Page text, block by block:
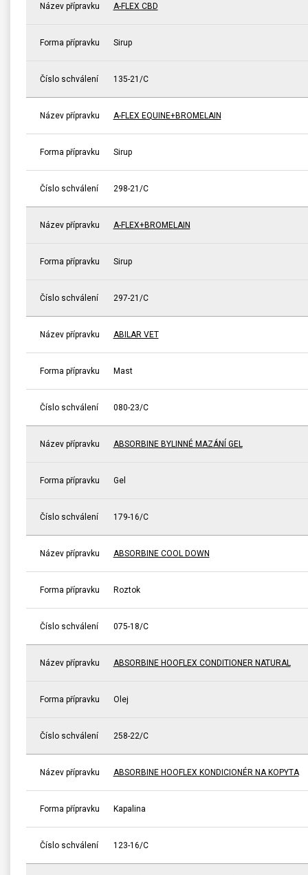
Název přípravku A-FLEX CBD
Forma přípravku Sirup
Číslo schválení 135-21/C
Název přípravku A-FLEX EQUINE+BROMELAIN
Forma přípravku Sirup
Číslo schválení 298-21/C
Název přípravku A-FLEX+BROMELAIN
Forma přípravku Sirup
Číslo schválení 297-21/C
Název přípravku ABILAR VET
Forma přípravku Mast
Číslo schválení 080-23/C
Název přípravku ABSORBINE BYLINNÉ MAZÁNÍ GEL
Forma přípravku Gel
Číslo schválení 179-16/C
Název přípravku ABSORBINE COOL DOWN
Forma přípravku Roztok
Číslo schválení 075-18/C
Název přípravku ABSORBINE HOOFLEX CONDITIONER NATURAL
Forma přípravku Olej
Číslo schválení 258-22/C
Název přípravku ABSORBINE HOOFLEX KONDICIONÉR NA KOPYTA
Forma přípravku Kapalina
Číslo schválení 123-16/C